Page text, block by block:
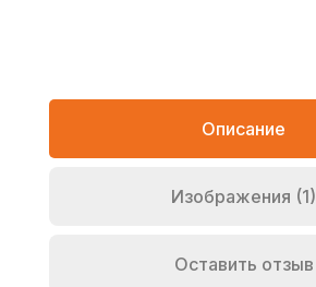
Описание
Изображения (1)
Оставить отзыв